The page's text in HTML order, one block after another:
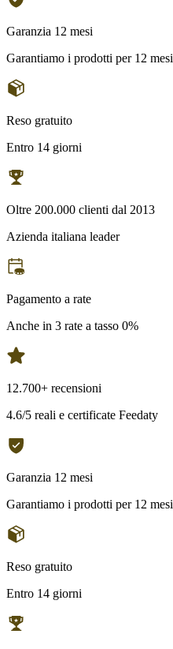
Garanzia 12 mesi
Garantiamo i prodotti per 12 mesi
Reso gratuito
Entro 14 giorni
Oltre 200.000 clienti dal 2013
Azienda italiana leader
Pagamento a rate
Anche in 3 rate a tasso 0%
12.700+ recensioni
4.6/5 reali e certificate Feedaty
Garanzia 12 mesi
Garantiamo i prodotti per 12 mesi
Reso gratuito
Entro 14 giorni